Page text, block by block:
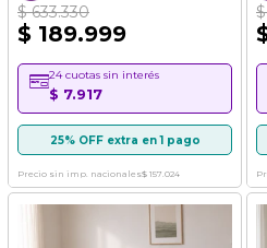
$ 633.330
$ 189.999
24 cuotas sin interés
$ 7.917
25% OFF extra en 1 pago
Precio sin imp. nacionales$ 157.024